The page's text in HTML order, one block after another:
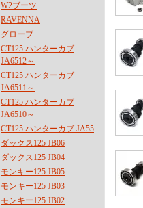
W2ブーツ
RAVENNA
グローブ
CT125 ハンターカブ
JA6512～
CT125 ハンターカブ
JA6511～
CT125 ハンターカブ
JA6510～
CT125 ハンターカブ JA55
ダックス125 JB06
ダックス125 JB04
モンキー125 JB05
モンキー125 JB03
モンキー125 JB02